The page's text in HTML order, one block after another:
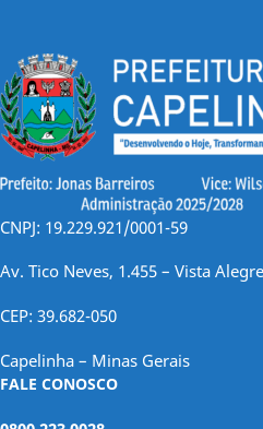
CNPJ: 19.229.921/0001-59
Av. Tico Neves, 1.455 – Vista Alegre
CEP: 39.682-050
Capelinha – Minas Gerais
FALE CONOSCO